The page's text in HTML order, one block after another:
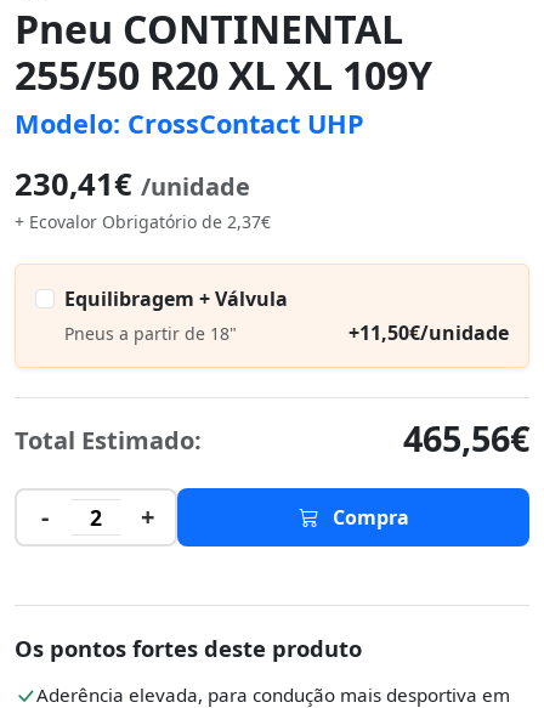
Pneu CONTINENTAL
255/50 R20 XL XL 109Y
Modelo: CrossContact UHP
230,41€ /unidade
+ Ecovalor Obrigatório de 2,37€
Equilibragem + Válvula
Pneus a partir de 18" +11,50€/unidade
Total Estimado: 465,56€
- 2 + Compra
Os pontos fortes deste produto
Aderência elevada, para condução mais desportiva em